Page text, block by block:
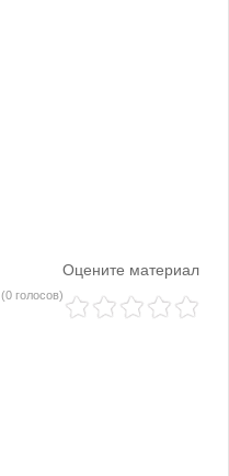
Оцените материал
(0 голосов)